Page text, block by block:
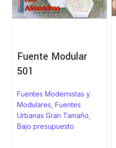
Fuente Modular
501
Fuentes Modernistas y
Modulares ,Fuentes
Urbanas Gran Tamaño
Bajo presupuesto